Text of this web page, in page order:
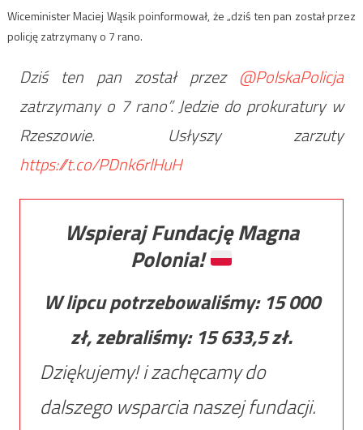
Wiceminister Maciej Wąsik poinformował, że „dziś ten pan został przez
policję zatrzymany o 7 rano.
Dziś ten pan został przez @PolskaPolicja
zatrzymany o 7 rano”. Jedzie do prokuratury w
Rzeszowie. Usłyszy zarzuty
https://t.co/PDnk6rlHuH
Wspieraj Fundację Magna
Polonia!
W lipcu potrzebowaliśmy: 15 000
zł, zebraliśmy: 15 633,5zł.
Dziękujemy! i zachęcamy do
dalszego wsparcia naszej fundacji.